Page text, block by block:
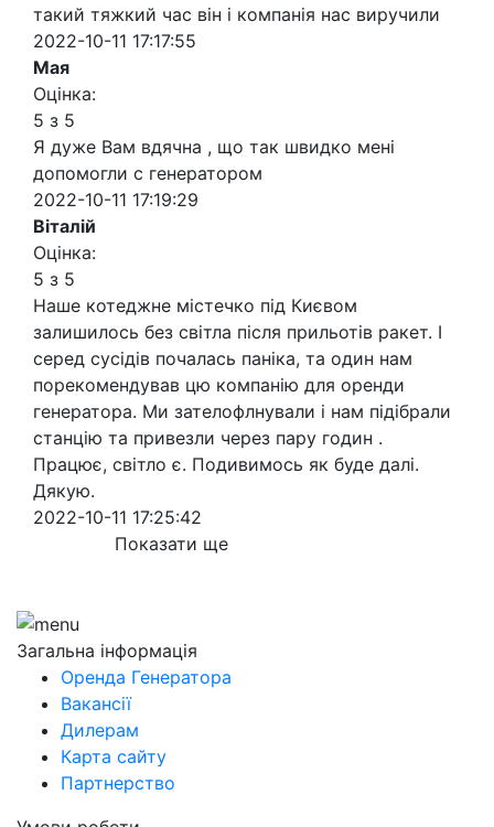
такий тяжкий час він і компанія нас виручили
2022-10-11 17:17:55
Мая
Оцінка:
5 з 5
Я дуже Вам вдячна , що так швидко мені
допомогли с генератором
2022-10-11 17:19:29
Віталій
Оцінка:
5 з 5
Наше котеджне містечко під Києвом
залишилось без світла після прильотів ракет. І
серед сусідів почалась паніка, та один нам
порекомендував цю компанію для оренди
генератора. Ми зателофлнували і нам підібрали
станцію та привезли через пару годин .
Працює, світло є. Подивимось як буде далі.
Дякую.
2022-10-11 17:25:42
Показати ще
Загальна інформація
Оренда Генератора
Вакансії
Дилерам
Карта сайту
Партнерство